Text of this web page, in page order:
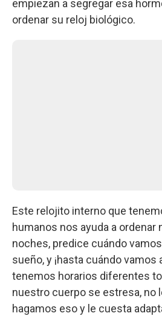
empiezan a segregar esa
ordenar su reloj biológico.
Este relojito interno que
humanos nos ayuda a ordenar
noches, predice cuándo
sueño, y ¡hasta cuándo vamos
tenemos horarios diferentes
nuestro cuerpo se estresa, no
hagamos eso y le cuesta